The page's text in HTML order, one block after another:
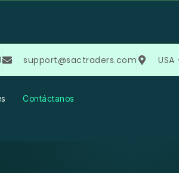
support@sactraders.com
Contáctanos